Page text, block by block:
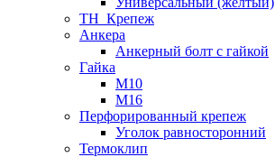
ТН_Крепеж
Анкера
Анкерный болт с гайкой
Гайка
М10
М16
Перфорированный крепеж
Уголок равносторонний
Термоклип